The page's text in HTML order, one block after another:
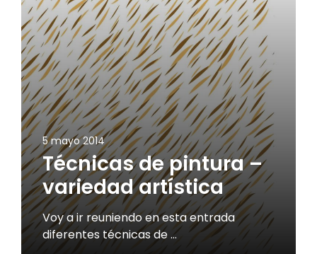
5 mayo 2014
Técnicas de pintura –
variedad artística
Voy a ir reuniendo en esta entrada
diferentes técnicas de …